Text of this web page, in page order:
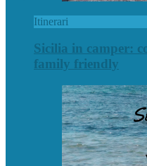
Itinerari
Sicilia in camper:
family friendly